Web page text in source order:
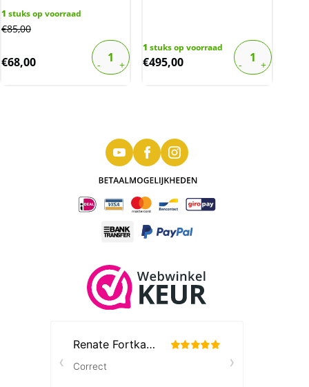
1 stuks op voorraad
€85,00
€68,00
1 stuks op voorraad
€495,00